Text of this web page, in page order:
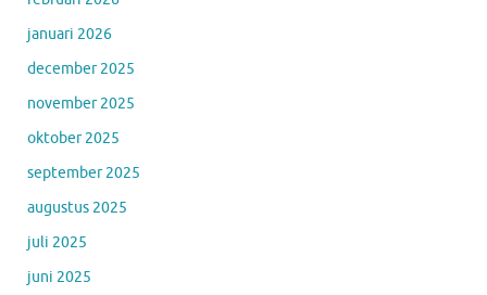
januari 2026
december 2025
november 2025
oktober 2025
september 2025
augustus 2025
juli 2025
juni 2025